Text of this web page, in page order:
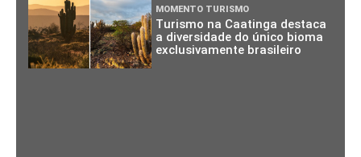
MOMENTO TURISMO
Turismo na Caatinga destaca
a diversidade do único bioma
exclusivamente brasileiro